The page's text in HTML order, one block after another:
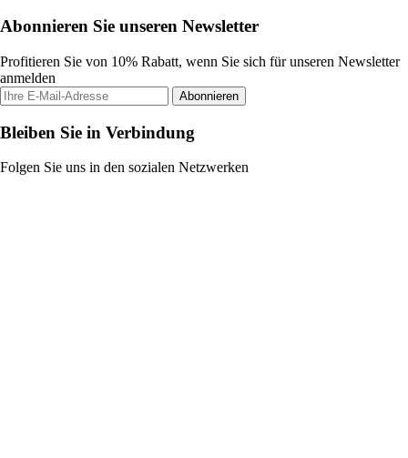
Abonnieren Sie unseren Newsletter
Profitieren Sie von 10% Rabatt, wenn Sie sich für unseren Newsletter
anmelden
Abonnieren
Bleiben Sie in Verbindung
Folgen Sie uns in den sozialen Netzwerken